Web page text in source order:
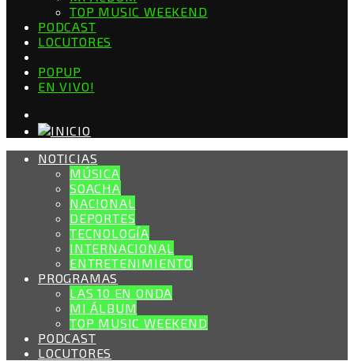
TOP MUSIC WEEKEND
PODCAST
LOCUTORES
POPUP
EN VIVO!
NOTICIAS
MÚSICA
SOACHA
NACIONAL
DEPORTES
TECNOLOGÍA
INTERNACIONAL
ENTRETENIMIENTO
PROGRAMAS
LAS 10 EN ONDA
MI ÁLBUM
TOP MUSIC WEEKEND
PODCAST
LOCUTORES